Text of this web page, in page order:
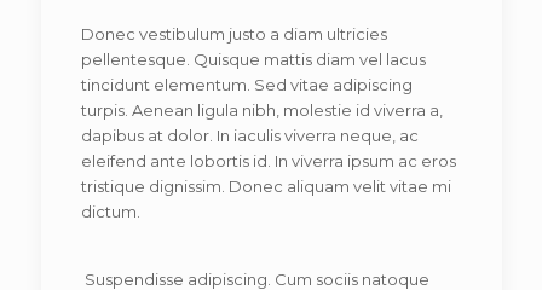
Donec vestibulum justo a diam ultricies
pellentesque. Quisque mattis diam vel lacus
tincidunt elementum. Sed vitae adipiscing
turpis. Aenean ligula nibh, molestie id viverra a,
dapibus at dolor. In iaculis viverra neque, ac
eleifend ante lobortis id. In viverra ipsum ac eros
tristique dignissim. Donec aliquam velit vitae mi
dictum.
Suspendisse adipiscing. Cum sociis natoque